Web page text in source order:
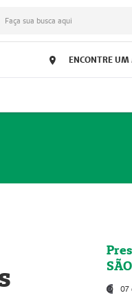
Faça sua busca aqui
ENCONTRE UM
07